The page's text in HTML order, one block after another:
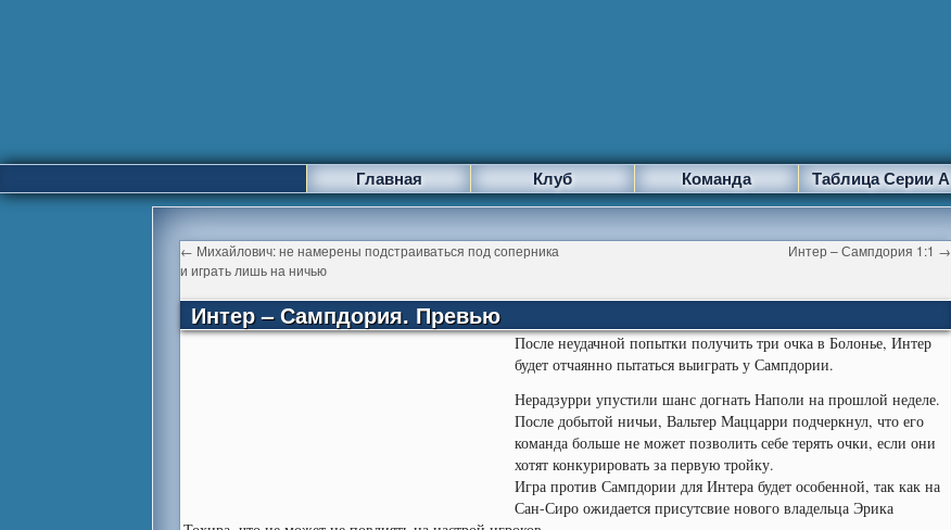
Главная Клуб Команда Таблица Серии А
← Михайлович: не намерены подстраиваться под соперника
и играть лишь на ничью
Интер – Сампдория 1:1 →
Интер – Сампдория. Превью
После неудачной попытки получить три очка в Болонье, Интер
будет отчаянно пытаться выиграть у Сампдории.
Нерадзурри упустили шанс догнать Наполи на прошлой неделе.
После добытой ничьи, Вальтер Маццарри подчеркнул, что его
команда больше не может позволить себе терять очки, если они
хотят конкурировать за первую тройку.
Игра против Сампдории для Интера будет особенной, так как на
Сан-Сиро ожидается присутсвие нового владельца Эрика